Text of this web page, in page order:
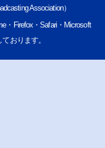
Association）
・Firefox・Safari・Microsoft
おります。